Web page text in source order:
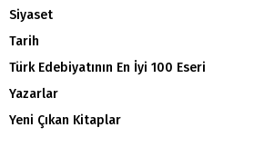
Siyaset
Tarih
Türk Edebiyatının En İyi 100 Eseri
Yazarlar
Yeni Çıkan Kitaplar